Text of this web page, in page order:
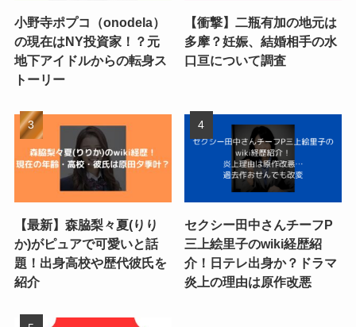
小野寺ポプコ（onodela）
の現在はNY投資家！？元
地下アイドルからの転身ス
トーリー
【衝撃】二瓶有加の地元は
多摩？妊娠、結婚相手の水
口亘について調査
【最新】森脇梨々夏(りり
か)がピュアで可愛いと話
題！出身高校や歴代彼氏を
紹介
セクシー田中さんチーフP
三上絵里子のwiki経歴紹
介！日テレ出身か？ドラマ
炎上の理由は原作改悪